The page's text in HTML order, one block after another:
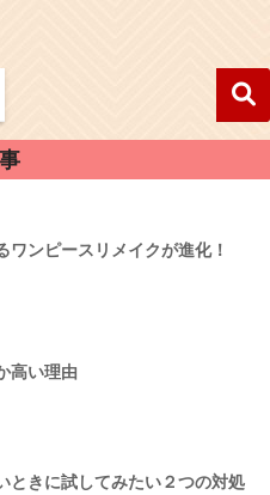
ワンピースリメイクが進化！
高い理由
ときに試してみたい２つの対処